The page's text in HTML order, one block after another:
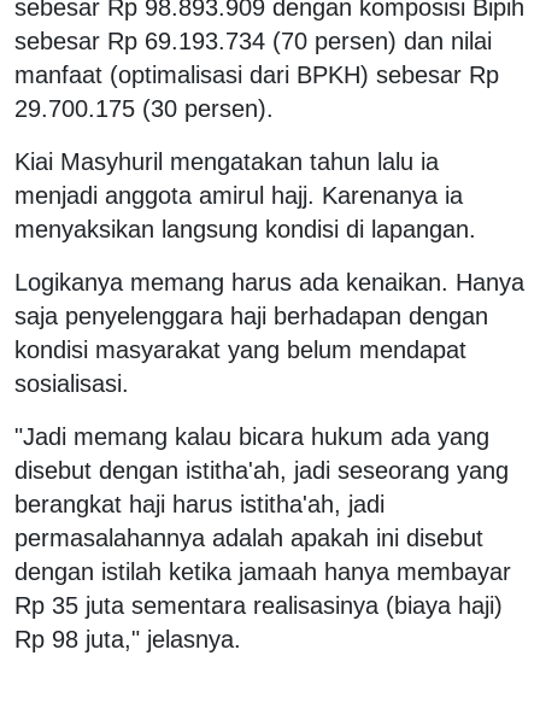
sebesar Rp 98.893.909 dengan komposisi Bipih
sebesar Rp 69.193.734 (70 persen) dan nilai
manfaat (optimalisasi dari BPKH) sebesar Rp
29.700.175 (30 persen).
Kiai Masyhuril mengatakan tahun lalu ia
menjadi anggota amirul hajj. Karenanya ia
menyaksikan langsung kondisi di lapangan.
Logikanya memang harus ada kenaikan. Hanya
saja penyelenggara haji berhadapan dengan
kondisi masyarakat yang belum mendapat
sosialisasi.
"Jadi memang kalau bicara hukum ada yang
disebut dengan istitha'ah, jadi seseorang yang
berangkat haji harus istitha'ah, jadi
permasalahannya adalah apakah ini disebut
dengan istilah ketika jamaah hanya membayar
Rp 35 juta sementara realisasinya (biaya haji)
Rp 98 juta," jelasnya.